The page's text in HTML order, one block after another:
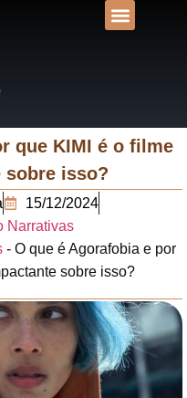
que KIMI é o filme
sobre isso?
15/12/2024
Narrativas
- O que é Agorafobia e por
sobre isso?